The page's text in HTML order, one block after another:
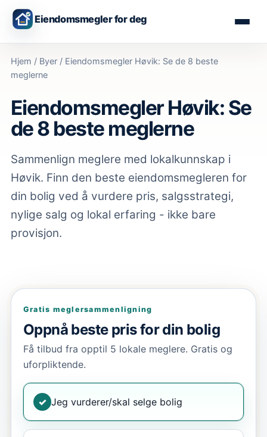
Eiendomsmegler for deg
Hjem / Byer / Eiendomsmegler Høvik: Se de 8 beste
meglerne
Eiendomsmegler Høvik: Se
de 8 beste meglerne
Sammenlign meglere med lokalkunnskap i
Høvik. Finn den beste eiendomsmegleren for
din bolig ved å vurdere pris, salgsstrategi,
nylige salg og lokal erfaring - ikke bare
provisjon.
Gratis meglersammenligning
Oppnå beste pris for din bolig
Få tilbud fra opptil 5 lokale meglere. Gratis og
uforpliktende.
✓ Jeg vurderer/skal selge bolig